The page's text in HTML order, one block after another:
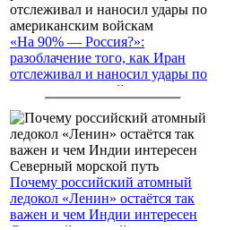
«На 90% — Россия?»:
разоблачение того, как Иран
отслеживал и наносил удары по
американским войскам
Почему российский атомный
ледокол «Ленин» остаётся так
важен и чем Индии интересен